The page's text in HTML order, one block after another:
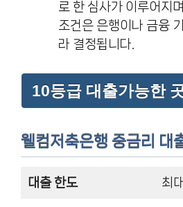
로 한 심사가 이루어지
조건은 은행이나 금융
라 결정됩니다.
10등급 대출가능한
웰컴저축은행 중금리 대
대출 한도 최